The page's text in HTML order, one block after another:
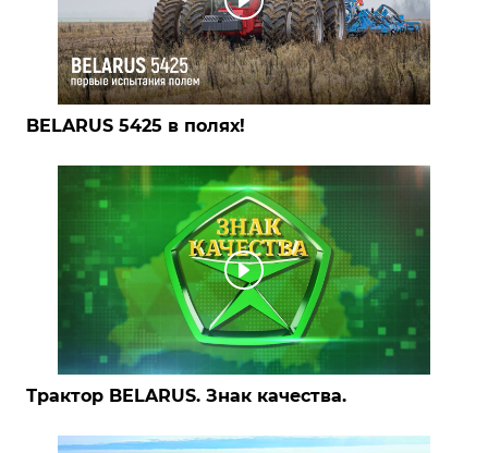
BELARUS 5425 в полях!
Трактор BELARUS. Знак качества.